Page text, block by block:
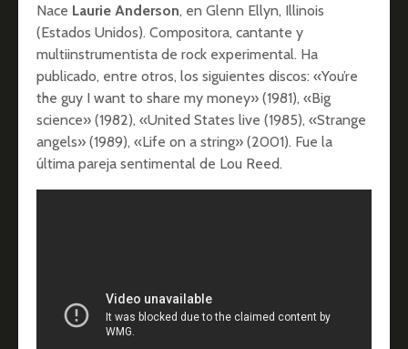
Nace Laurie Anderson, en Glenn Ellyn, Illinois
(Estados Unidos). Compositora, cantante y
multiinstrumentista de rock experimental. Ha
publicado, entre otros, los siguientes discos: «You’re
the guy I want to share my money» (1981), «Big
science» (1982), «United States live (1985), «Strange
angels» (1989), «Life on a string» (2001). Fue la
última pareja sentimental de Lou Reed.